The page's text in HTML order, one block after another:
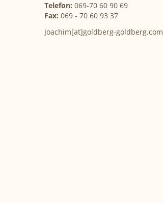
Telefon: 069-70 60 90 69
Fax: 069 - 70 60 93 37
Joachim[at]goldberg-goldberg.com